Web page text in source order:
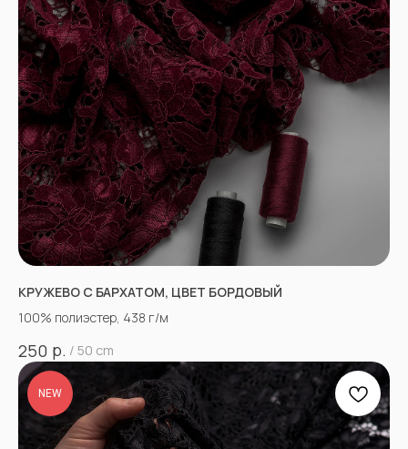
КРУЖЕВО С БАРХАТОМ, ЦВЕТ БОРДОВЫЙ
100% полиэстер, 438 г/м
250 р. / 50 cm
NEW